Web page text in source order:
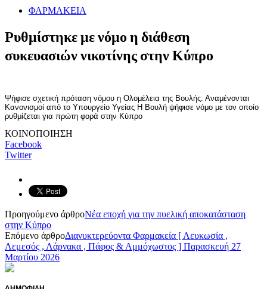
ΦΑΡΜΑΚΕΙΑ
Ρυθμίστηκε με νόμο η διάθεση
συκευασιών νικοτίνης στην Κύπρο
Ψήφισε σχετική πρόταση νόμου η Ολομέλεια της Βουλής. Αναμένονται
Κανονισμοί από το Υπουργείο Υγείας Η Βουλή ψήφισε νόμο με τον οποίο
ρυθμίζεται για πρώτη φορά στην Κύπρο
ΚΟΙΝΟΠΟΙΗΣΗ
Facebook
Twitter
Προηγούμενο άρθροΝέα εποχή για την πυελική αποκατάσταση
στην Κύπρο
Επόμενο άρθροΔιανυκτερεύοντα Φαρμακεία [ Λευκωσία ,
Λεμεσός , Λάρνακα , Πάφος & Αμμόχωστος ] Παρασκευή 27
Μαρτίου 2026